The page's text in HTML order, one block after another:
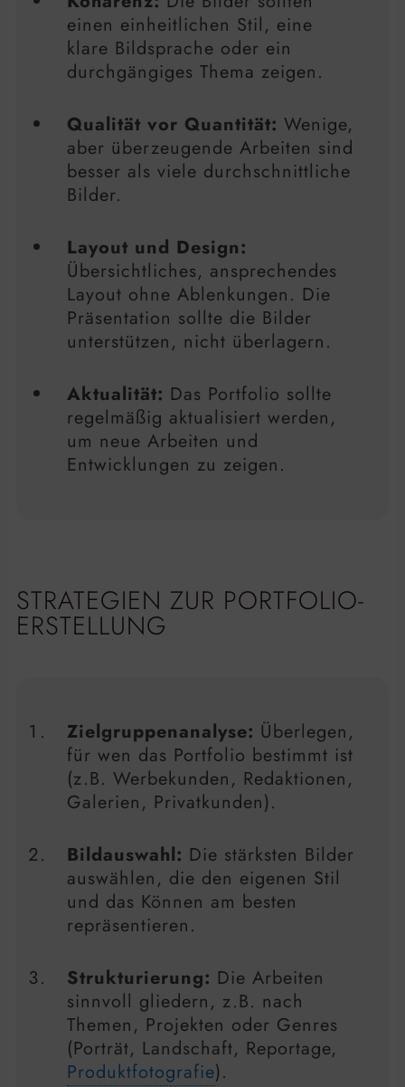
einen einheitlichen Stil, eine
klare Bildsprache oder ein
durchgängiges Thema zeigen.
Qualität vor Quantität: Wenige,
aber überzeugende Arbeiten sind
besser als viele durchschnittliche
Bilder.
Layout und Design:
Übersichtliches, ansprechendes
Layout ohne Ablenkungen. Die
Präsentation sollte die Bilder
unterstützen, nicht überlagern.
Aktualität: Das Portfolio sollte
regelmäßig aktualisiert werden,
um neue Arbeiten und
Entwicklungen zu zeigen.
STRATEGIEN ZUR PORTFOLIO-
ERSTELLUNG
Zielgruppenanalyse: Überlegen,
für wen das Portfolio bestimmt ist
(z.B. Werbekunden, Redaktionen,
Galerien, Privatkunden).
Bildauswahl: Die stärksten Bilder
auswählen, die den eigenen Stil
und das Können am besten
repräsentieren.
Strukturierung: Die Arbeiten
sinnvoll gliedern, z.B. nach
Themen, Projekten oder Genres
(Porträt, Landschaft, Reportage,
Produktfotografie).